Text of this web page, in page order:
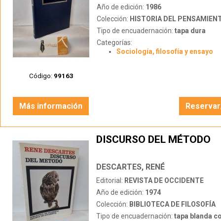
Código: 99163
Año de edición: 1986
Colección: HISTORIA DEL
Tipo de encuadernación: tapa dura
Categorías:
Sociología, filosofía y ensayo
Más información
DISCURSO DEL MÉTODO
DESCARTES, RENÉ
Editorial: REVISTA DE OCCIDENTE
Año de edición: 1974
Colección: BIBLIOTECA DE FILOSOFÍA
Tipo de encuadernación: tapa blanda